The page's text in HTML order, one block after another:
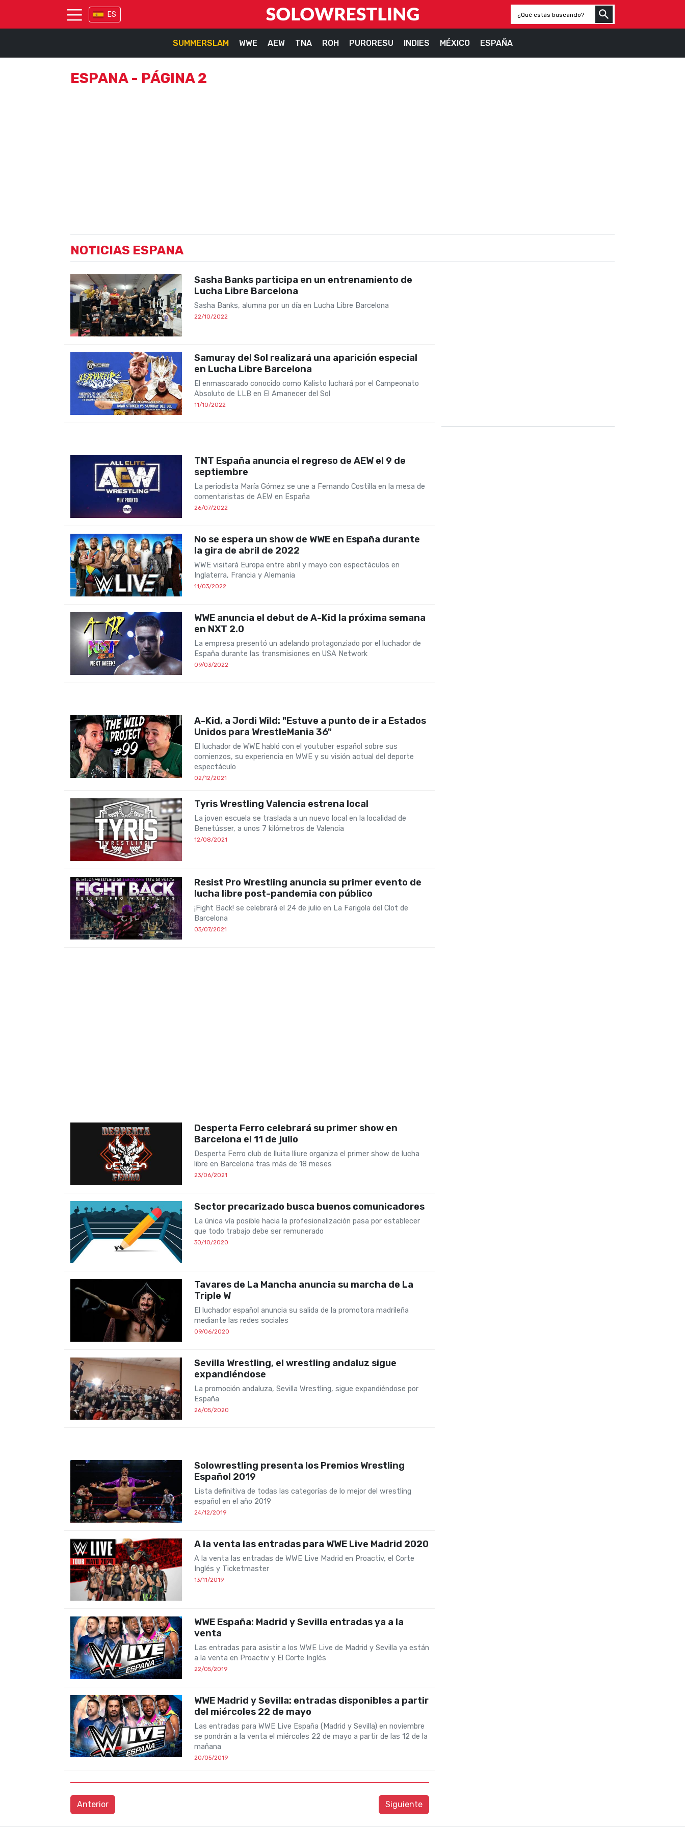
ES
SUMMERSLAM WWE AEW TNA ROH PURORESU INDIES MÉXICO ESPAÑA
ESPANA - PÁGINA 2
NOTICIAS ESPANA
Sasha Banks participa en un entrenamiento de
Lucha Libre Barcelona
Sasha Banks, alumna por un día en Lucha Libre Barcelona
22/10/2022
Samuray del Sol realizará una aparición especial
en Lucha Libre Barcelona
El enmascarado conocido como Kalisto luchará por el Campeonato
Absoluto de LLB en El Amanecer del Sol
11/10/2022
TNT España anuncia el regreso de AEW el 9 de
septiembre
La periodista María Gómez se une a Fernando Costilla en la mesa de
comentaristas de AEW en España
26/07/2022
No se espera un show de WWE en España durante
la gira de abril de 2022
WWE visitará Europa entre abril y mayo con espectáculos en
Inglaterra, Francia y Alemania
11/03/2022
WWE anuncia el debut de A-Kid la próxima semana
en NXT 2.0
La empresa presentó un adelando protagonziado por el luchador de
España durante las transmisiones en USA Network
09/03/2022
A-Kid, a Jordi Wild: "Estuve a punto de ir a Estados
Unidos para WrestleMania 36"
El luchador de WWE habló con el youtuber español sobre sus
comienzos, su experiencia en WWE y su visión actual del deporte
espectáculo
02/12/2021
Tyris Wrestling Valencia estrena local
La joven escuela se traslada a un nuevo local en la localidad de
Benetússer, a unos 7 kilómetros de Valencia
12/08/2021
Resist Pro Wrestling anuncia su primer evento de
lucha libre post-pandemia con público
¡Fight Back! se celebrará el 24 de julio en La Farigola del Clot de
Barcelona
03/07/2021
Desperta Ferro celebrará su primer show en
Barcelona el 11 de julio
Desperta Ferro club de lluita lliure organiza el primer show de lucha
libre en Barcelona tras más de 18 meses
23/06/2021
Sector precarizado busca buenos comunicadores
La única vía posible hacia la profesionalización pasa por establecer
que todo trabajo debe ser remunerado
30/10/2020
Tavares de La Mancha anuncia su marcha de La
Triple W
El luchador español anuncia su salida de la promotora madrileña
mediante las redes sociales
09/06/2020
Sevilla Wrestling, el wrestling andaluz sigue
expandiéndose
La promoción andaluza, Sevilla Wrestling, sigue expandiéndose por
España
26/05/2020
Solowrestling presenta los Premios Wrestling
Español 2019
Lista definitiva de todas las categorías de lo mejor del wrestling
español en el año 2019
24/12/2019
A la venta las entradas para WWE Live Madrid 2020
A la venta las entradas de WWE Live Madrid en Proactiv, el Corte
Inglés y Ticketmaster
13/11/2019
WWE España: Madrid y Sevilla entradas ya a la
venta
Las entradas para asistir a los WWE Live de Madrid y Sevilla ya están
a la venta en Proactiv y El Corte Inglés
22/05/2019
WWE Madrid y Sevilla: entradas disponibles a partir
del miércoles 22 de mayo
Las entradas para WWE Live España (Madrid y Sevilla) en noviembre
se pondrán a la venta el miércoles 22 de mayo a partir de las 12 de la
mañana
20/05/2019
Anterior Siguiente